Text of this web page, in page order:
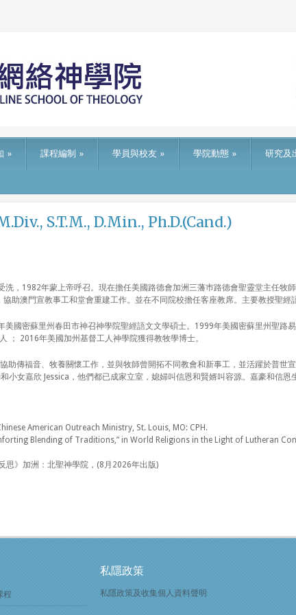
» 課程編制 » 學員與校友 » 學院動態 » 研究及
S.T.M., D.Min., Ph.D.(Cand.)
，1982年蒙上帝呼召。現在擔任美國路德會加洲三藩巿路德會聖靈堂主任牧
助澳門宣教事工和堂會重建工作。並在不同院校擔任客座教席。主要教授聖經
國密蘇里州春田市神召神學院聖經語文文學碩士。1999年美國密蘇里州聖路
； 2016年美國加州基督工人神學院獲得教牧學博士。
助傳福音、牧養關懷工作，並與牧師曾開拓不同教會和新事工，並活躍於普世
小女嘉欣 Jessica，他們都已成家立室，媳婦叫信恩和賢婿叫容源。嘉豪和信恩
American Outreach Ministry, St. Louis, MO: CPH.
Blending of Traditions,” in World Religions in the Light of Lutheran
思》加洲：北聖神學院，(8月2026年出版)
程
私隱政策
私隱政策及收集個人資料聲明